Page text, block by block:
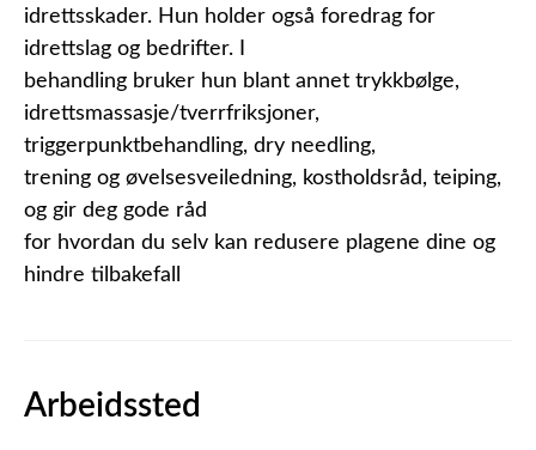
idrettsskader. Hun holder også foredrag for
idrettslag og bedrifter. I
behandling bruker hun blant annet trykkbølge,
idrettsmassasje/tverrfriksjoner,
triggerpunktbehandling, dry needling,
trening og øvelsesveiledning, kostholdsråd, teiping,
og gir deg gode råd
for hvordan du selv kan redusere plagene dine og
hindre tilbakefall
Arbeidssted